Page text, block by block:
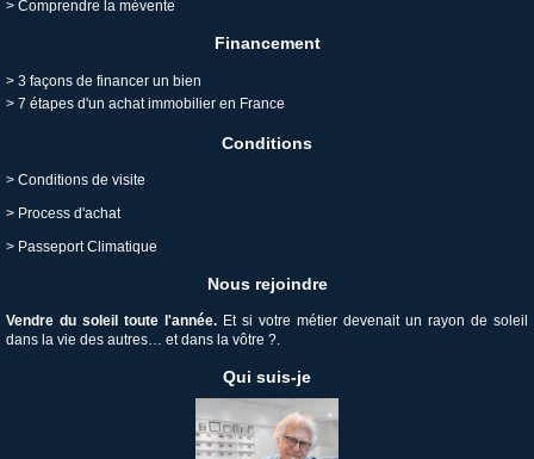
> Comprendre la mévente
Financement
> 3 façons de financer un bien
> 7 étapes d'un achat immobilier en France
Conditions
> Conditions de visite
> Process d'achat
> Passeport Climatique
Nous rejoindre
Vendre du soleil toute l'année. Et si votre métier devenait un rayon de soleil
dans la vie des autres… et dans la vôtre ?.
Qui suis-je